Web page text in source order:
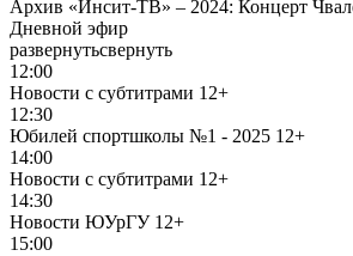
Архив «Инсит-ТВ» – 2024: Концерт
Дневной эфир
развернутьсвернуть
12:00
Новости с субтитрами 12+
12:30
Юбилей спортшколы №1 - 2025 12+
14:00
Новости с субтитрами 12+
14:30
Новости ЮУрГУ 12+
15:00